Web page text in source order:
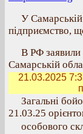
У Самарській
підприємство,
В РФ заявили
Самарській
21.03.2025
Загальні
21.03.25
особового